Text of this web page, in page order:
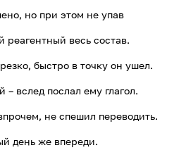
но при этом не упав
весь состав.
быстро в точку он ушел.
вслед послал ему глагол.
не спешил переводить.
день же впереди.